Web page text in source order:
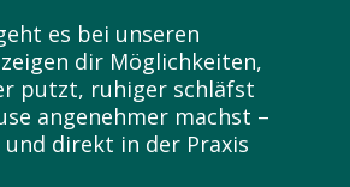
es bei unseren
dir Möglichkeiten,
putzt, ruhiger schläfst
angenehmer machst –
direkt in der Praxis